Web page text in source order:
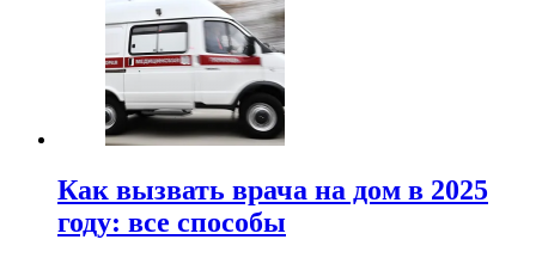
Как вызвать врача на дом в 2025
году: все способы